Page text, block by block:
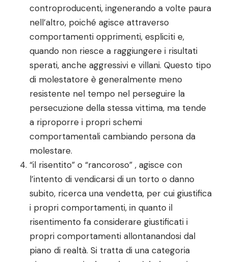
controproducenti, ingenerando a volte paura
nell’altro, poiché agisce attraverso
comportamenti opprimenti, espliciti e,
quando non riesce a raggiungere i risultati
sperati, anche aggressivi e villani. Questo tipo
di molestatore è generalmente meno
resistente nel tempo nel perseguire la
persecuzione della stessa vittima, ma tende
a riproporre i propri schemi
comportamentali cambiando persona da
molestare.
“il risentito” o “rancoroso” , agisce con
l’intento di vendicarsi di un torto o danno
subito, ricerca una vendetta, per cui giustifica
i propri comportamenti, in quanto il
risentimento fa considerare giustificati i
propri comportamenti allontanandosi dal
piano di realtà. Si tratta di una categoria